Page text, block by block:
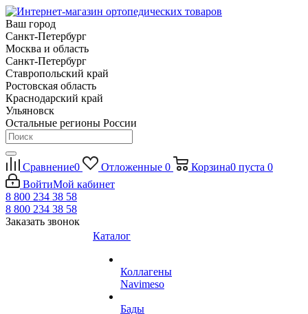
Ваш город
Санкт-Петербург
Москва и область
Санкт-Петербург
Ставропольский край
Ростовская область
Краснодарский край
Ульяновск
Остальные регионы России
Сравнение0 Отложенные 0 Корзина0 пуста 0
ВойтиМой кабинет
8 800 234 38 58
8 800 234 38 58
Заказать звонок
Каталог
Коллагены
Navimeso
Бады